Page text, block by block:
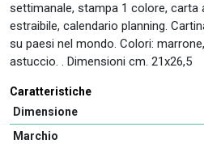
settimanale, stampa 1 colore, carta
estraibile, calendario planning.
su paesi nel mondo. Colori:
astuccio. . Dimensioni cm. 21x26,5
Caratteristiche
Dimensione
Marchio